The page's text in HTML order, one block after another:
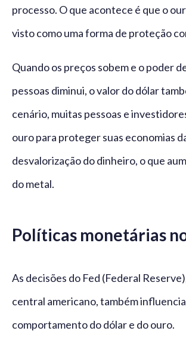
processo. O que acontece é que o
visto como uma forma de proteção
Quando os preços sobem e o poder
pessoas diminui, o valor do dólar
cenário, muitas pessoas e
ouro para proteger suas economias
desvalorização do dinheiro, o que
do metal.
Políticas monetárias
As decisões do Fed (Federal
central americano, também
comportamento do dólar e do ouro.